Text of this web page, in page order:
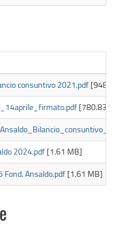
consuntivo 2021.pdf
[780.83
2024.pdf [1.61 MB]
Fond. Ansaldo.pdf [1.61 MB]